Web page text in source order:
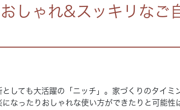
しゃれ&スッキリなご
しても大活躍の「ニッチ」。家づくりのタイミ
なったりおしゃれな使い方ができたりと可能性